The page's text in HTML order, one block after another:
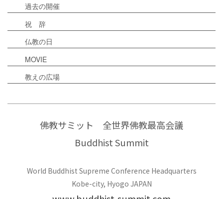
過去の開催
祝 辞
仏教の日
MOVIE
教えの広場
佛教サミット 全世界佛教最高会議
Buddhist Summit
World Buddhist Supreme Conference Headquarters
Kobe-city, Hyogo JAPAN